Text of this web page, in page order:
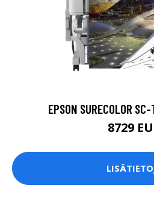
EPSON SURECOLOR
8729